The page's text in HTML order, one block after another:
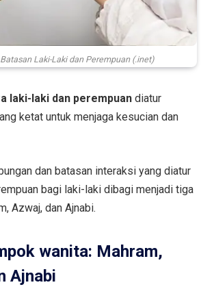
Laki-Laki dan Perempuan (.inet)
laki-laki dan perempuan diatur
ketat untuk menjaga kesucian dan
dan batasan interaksi yang diatur
bagi laki-laki dibagi menjadi tiga
Azwaj, dan Ajnabi.
wanita: Mahram,
Ajnabi